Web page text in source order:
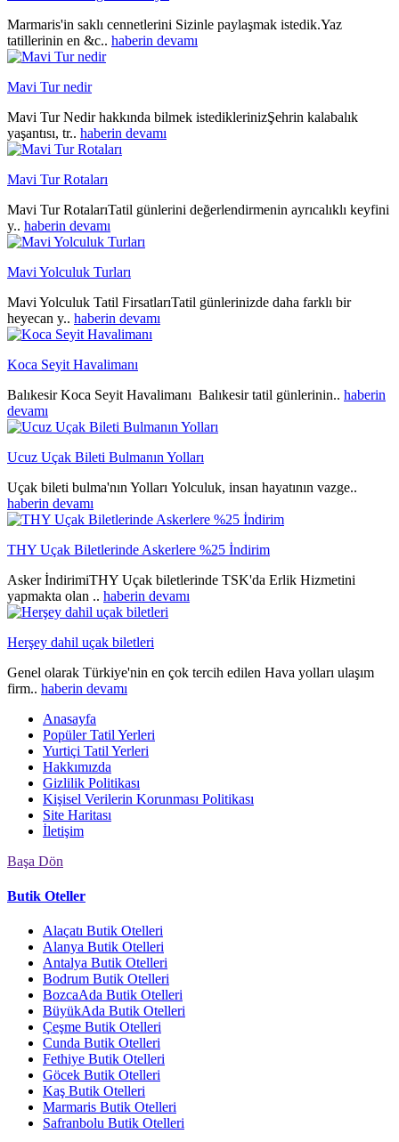
Marmaris'in saklı cennetlerini Sizinle paylaşmak istedik.Yaz
tatillerinin en &c.. haberin devamı
Mavi Tur nedir
Mavi Tur Nedir hakkında bilmek istediklerinizŞehrin kalabalık
yaşantısı, tr.. haberin devamı
Mavi Tur Rotaları
Mavi Tur RotalarıTatil günlerini değerlendirmenin ayrıcalıklı keyfini
y.. haberin devamı
Mavi Yolculuk Turları
Mavi Yolculuk Tatil FirsatlarıTatil günlerinizde daha farklı bir
heyecan y.. haberin devamı
Koca Seyit Havalimanı
Balıkesir Koca Seyit Havalimanı Balıkesir tatil günlerinin.. haberin
devamı
Ucuz Uçak Bileti Bulmanın Yolları
Uçak bileti bulma'nın Yolları Yolculuk, insan hayatının vazge..
haberin devamı
THY Uçak Biletlerinde Askerlere %25 İndirim
Asker İndirimiTHY Uçak biletlerinde TSK'da Erlik Hizmetini
yapmakta olan .. haberin devamı
Herşey dahil uçak biletleri
Genel olarak Türkiye'nin en çok tercih edilen Hava yolları ulaşım
firm.. haberin devamı
Anasayfa
Popüler Tatil Yerleri
Yurtiçi Tatil Yerleri
Hakkımızda
Gizlilik Politikası
Kişisel Verilerin Korunması Politikası
Site Haritası
İletişim
Başa Dön
Butik Oteller
Alaçatı Butik Otelleri
Alanya Butik Otelleri
Antalya Butik Otelleri
Bodrum Butik Otelleri
BozcaAda Butik Otelleri
BüyükAda Butik Otelleri
Çeşme Butik Otelleri
Cunda Butik Otelleri
Fethiye Butik Otelleri
Göcek Butik Otelleri
Kaş Butik Otelleri
Marmaris Butik Otelleri
Safranbolu Butik Otelleri